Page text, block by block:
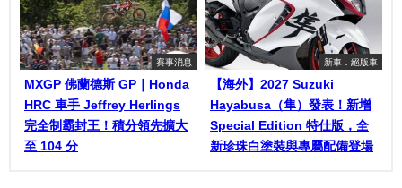
賽事消息
MXGP 佛蘭德斯 GP｜Honda
HRC 車手 Jeffrey Herlings
完全制霸封王！積分領先擴大
至 104 分
新車．絕版車
【海外】2027 Suzuki
Hayabusa（隼）發表！新增
Special Edition 特仕版，全
新珍珠白塗裝與專屬配備登場